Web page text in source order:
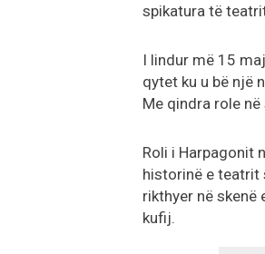
spikatura të
I lindur më 15
qytet ku u bë një
Me qindra role
Roli i Harpagonit
historinë e teatrit
rikthyer në skenë
kufij.